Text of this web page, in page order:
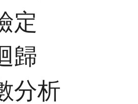
定
歸
分析